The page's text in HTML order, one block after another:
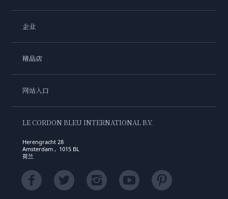
企业
精品店
网站入口
LE CORDON BLEU INTERNATIONAL B.V.
Herengracht 28
Amsterdam , 1015 BL
荷兰